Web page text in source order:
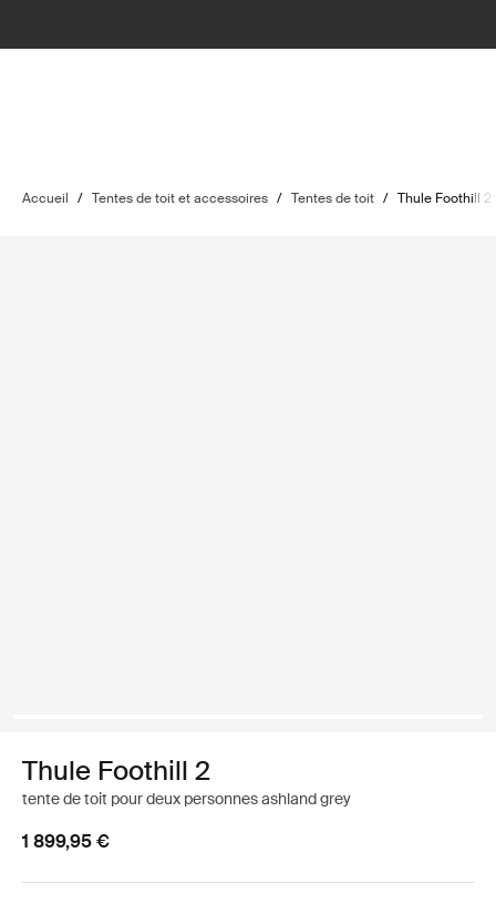
Accueil / Tentes de toit et accessoires / Tentes de toit / Thule Foothill 2
Thule Foothill 2
tente de toit pour deux personnes ashland grey
1 899,95 €